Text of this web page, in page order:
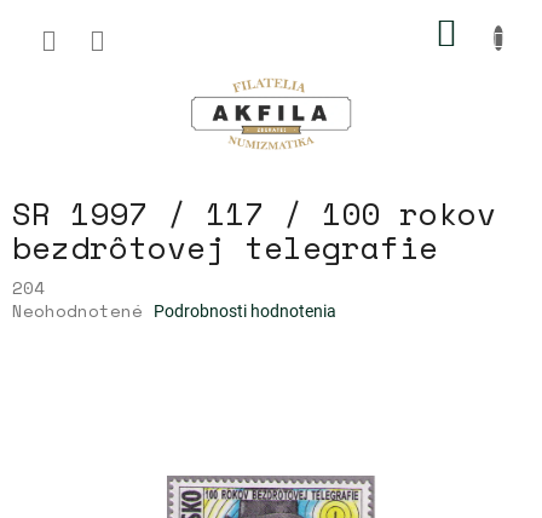
obsah
SR 1997 / 117 / 100 rokov
bezdrôtovej telegrafie
204
Priemerné
Neohodnotené Podrobnosti hodnotenia